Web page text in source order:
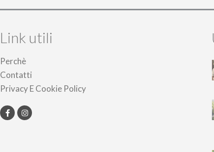
Link utili
Perchè
Contatti
Privacy E Cookie Policy